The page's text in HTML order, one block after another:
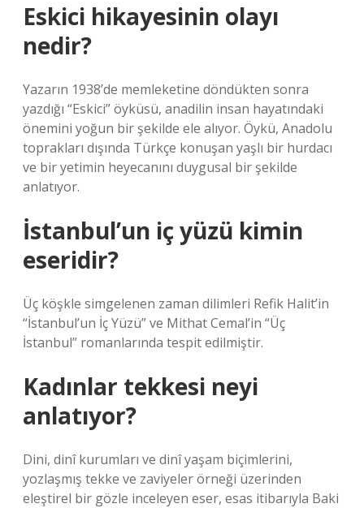
Eskici hikayesinin olayı
nedir?
Yazarın 1938’de memleketine döndükten sonra
yazdığı “Eskici” öyküsü, anadilin insan hayatındaki
önemini yoğun bir şekilde ele alıyor. Öykü, Anadolu
toprakları dışında Türkçe konuşan yaşlı bir hurdacı
ve bir yetimin heyecanını duygusal bir şekilde
anlatıyor.
İstanbul’un iç yüzü kimin
eseridir?
Üç köşkle simgelenen zaman dilimleri Refik Halit’in
“İstanbul’un İç Yüzü” ve Mithat Cemal’in “Üç
İstanbul” romanlarında tespit edilmiştir.
Kadınlar tekkesi neyi
anlatıyor?
Dini, dinî kurumları ve dinî yaşam biçimlerini,
yozlaşmış tekke ve zaviyeler örneği üzerinden
eleştirel bir gözle inceleyen eser, esas itibarıyla Baki